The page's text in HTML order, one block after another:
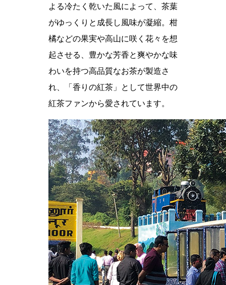
よる冷たく乾いた風によって、茶葉
がゆっくりと成長し風味が凝縮。柑
橘などの果実や高山に咲く花々を想
起させる、豊かな芳香と爽やかな味
わいを持つ高品質なお茶が製造さ
れ、「香りの紅茶」として世界中の
紅茶ファンから愛されています。